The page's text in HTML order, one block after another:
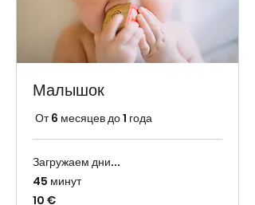
Малышок
От 6 месяцев до 1 года
Загружаем дни...
45 минут
10
10 €